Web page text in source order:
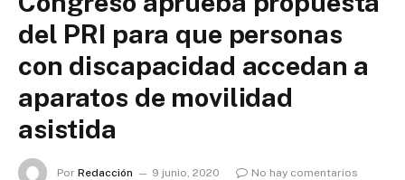
del PRI para que personas
con discapacidad accedan a
aparatos de movilidad
asistida
Por Redacción 9 junio, 2020
No hay comentarios